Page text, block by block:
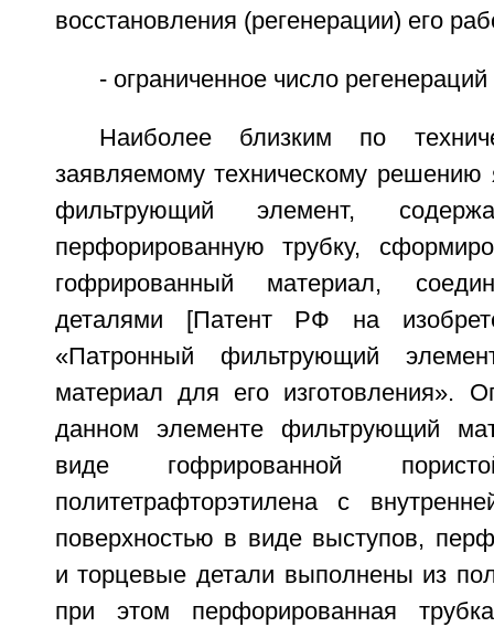
восстановления (регенерации) его
- ограниченное число
Наиболее близким по
заявляемому техническому решению
фильтрующий элемент,
перфорированную трубку,
гофрированный материал,
деталями [Патент РФ на
«Патронный фильтрующий
материал для его изготовления».
данном элементе фильтрующий
виде гофрированной
политетрафторэтилена с
поверхностью в виде выступов,
и торцевые детали выполнены из
при этом перфорированная